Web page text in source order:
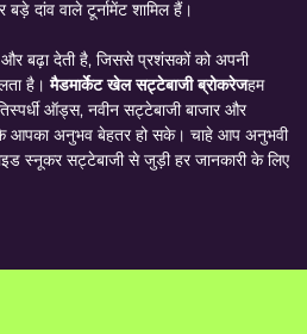
दांव वाले टूर्नामेंट शामिल हैं।
बढ़ा देती है, जिससे प्रशंसकों को अपनी
है।मैडमार्केट खेल सट्टेबाजी ब्रोकरेजहम
ऑड्स, नवीन सट्टेबाजी बाजार और
आपका अनुभव बेहतर हो सके। चाहे आप अनुभवी
स्नूकर सट्टेबाजी से जुड़ी हर जानकारी के लिए